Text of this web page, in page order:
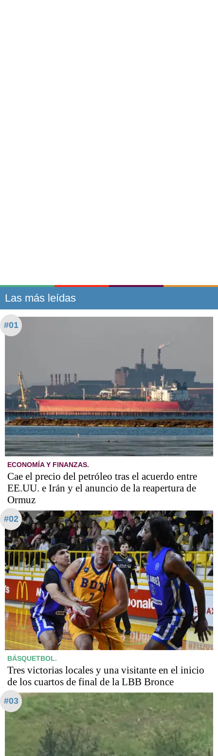
Las más leídas
#01
ECONOMÍA Y FINANZAS.
Cae el precio del petróleo tras el acuerdo entre
EE.UU. e Irán y el anuncio de la reapertura de
Ormuz
#02
BÁSQUETBOL.
Tres victorias locales y una visitante en el inicio
de los cuartos de final de la LBB Bronce
#03